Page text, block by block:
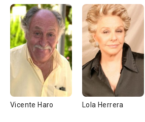
Vicente Haro Lola Herrera